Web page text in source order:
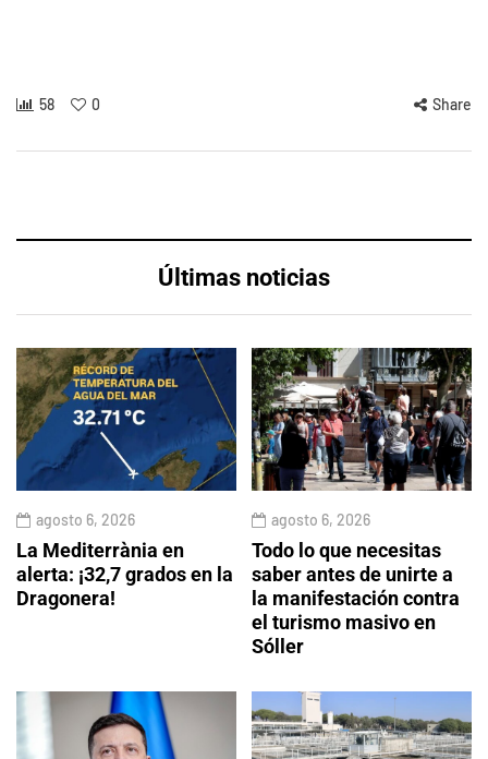
58 0 Share
Últimas noticias
agosto 6, 2026
La Mediterrània en
alerta: ¡32,7 grados en la
Dragonera!
agosto 6, 2026
Todo lo que necesitas
saber antes de unirte a
la manifestación contra
el turismo masivo en
Sóller